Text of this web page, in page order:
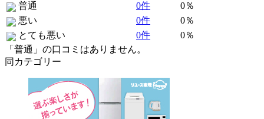
普通
0件
0％
悪い
0件
0％
とても悪い
0件
0％
「普通」の口コミはありません。
同カテゴリー